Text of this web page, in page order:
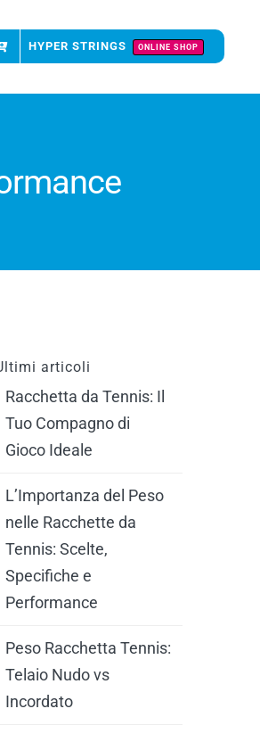
HYPER STRINGS ONLINE SHOP
articoli
Racchetta da Tennis: Il
Tuo Compagno di
Gioco Ideale
L’Importanza del Peso
nelle Racchette da
Tennis: Scelte,
Specifiche e
Performance
Peso Racchetta Tennis:
Telaio Nudo vs
Incordato